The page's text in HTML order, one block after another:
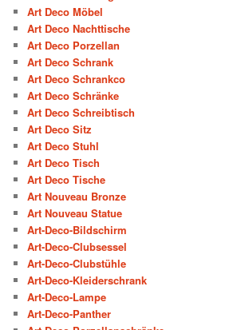
Art Deco Möbel
Art Deco Nachttische
Art Deco Porzellan
Art Deco Schrank
Art Deco Schrankco
Art Deco Schränke
Art Deco Schreibtisch
Art Deco Sitz
Art Deco Stuhl
Art Deco Tisch
Art Deco Tische
Art Nouveau Bronze
Art Nouveau Statue
Art-Deco-Bildschirm
Art-Deco-Clubsessel
Art-Deco-Clubstühle
Art-Deco-Kleiderschrank
Art-Deco-Lampe
Art-Deco-Panther